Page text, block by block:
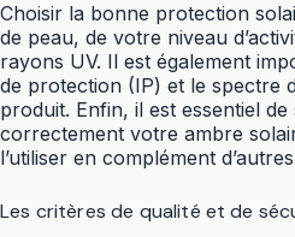
Choisir la bonne protection
de peau, de votre niveau
rayons UV. Il est également
de protection (IP) et le spectre
produit. Enfin, il est essentiel
correctement votre ambre
l’utiliser en complément
Les critères de qualité et de